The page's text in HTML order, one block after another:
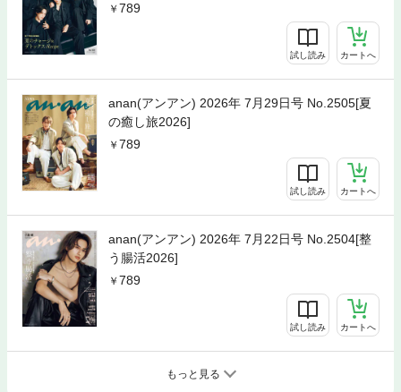
789
試し読み カートへ
anan(アンアン) 2026年 7月29日号 No.2505[夏
の癒し旅2026]
789
試し読み カートへ
anan(アンアン) 2026年 7月22日号 No.2504[整
う腸活2026]
789
試し読み カートへ
もっと見る